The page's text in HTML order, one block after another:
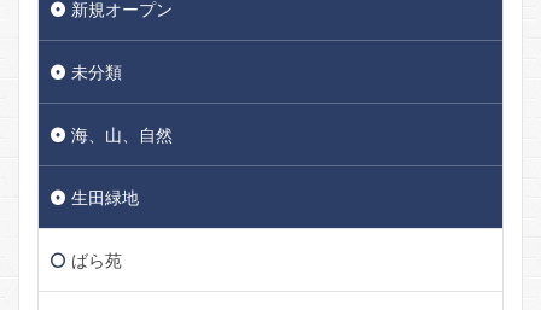
新規オープン
未分類
海、山、自然
生田緑地
ばら苑